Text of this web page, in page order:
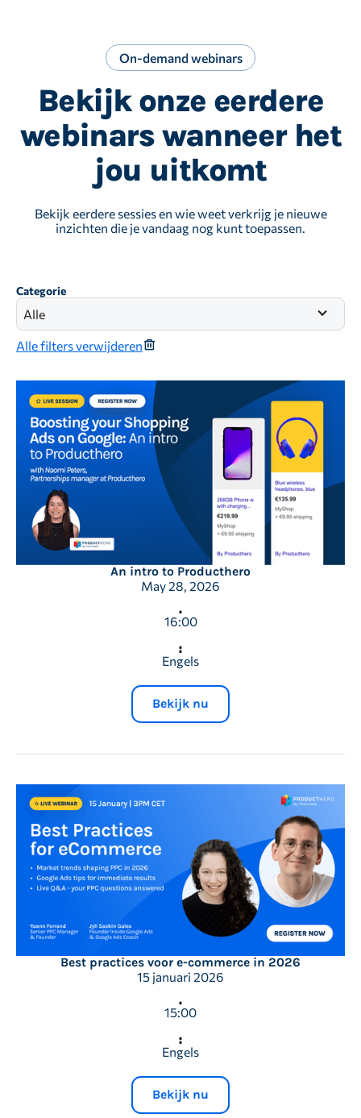
On-demand webinars
Bekijk onze eerdere
webinars wanneer het
jou uitkomt
Bekijk eerdere sessies en wie weet verkrijg je nieuwe
inzichten die je vandaag nog kunt toepassen.
Categorie
Alle
Alle filters verwijderen
An intro to Producthero
May 28, 2026
16:00
Engels
Bekijk nu
Best practices voor e-commerce in 2026
15 januari 2026
15:00
Engels
Bekijk nu